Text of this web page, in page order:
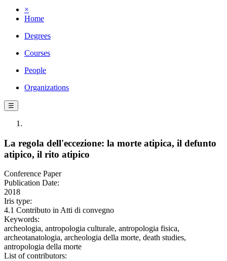
×
Home
Degrees
Courses
People
Organizations
☰
La regola dell'eccezione: la morte atipica, il defunto
atipico, il rito atipico
Conference Paper
Publication Date:
2018
Iris type:
4.1 Contributo in Atti di convegno
Keywords:
archeologia, antropologia culturale, antropologia fisica,
archeotanatologia, archeologia della morte, death studies,
antropologia della morte
List of contributors: